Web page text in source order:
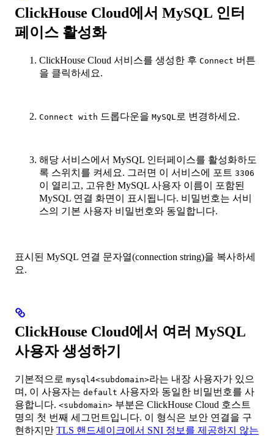
ClickHouse Cloud에서 MySQL 인터
페이스 활성화
ClickHouse Cloud 서비스를 생성한 후 Connect 버튼
을 클릭하세요.
Connect with 드롭다운을 MySQL 로 변경하세요.
해당 서비스에서 MySQL 인터페이스를 활성화하도
록 스위치를 켜세요. 그러면 이 서비스에 포트 3306
이 열리고, 고유한 MySQL 사용자 이름이 포함된
MySQL 연결 화면이 표시됩니다. 비밀번호는 서비
스의 기본 사용자 비밀번호와 동일합니다.
표시된 MySQL 연결 문자열(connection string)을 복사하세
요.
ClickHouse Cloud에서 여러 MySQL
사용자 생성하기
기본적으로 mysql4<subdomain>라는 내장 사용자가 있으
며, 이 사용자는 default 사용자와 동일한 비밀번호를 사
용합니다. <subdomain> 부분은 ClickHouse Cloud 호스트
명의 첫 번째 세그먼트입니다. 이 형식은 보안 연결을 구
현하지만 TLS 핸드셰이크에서 SNI 정보를 제공하지 않는